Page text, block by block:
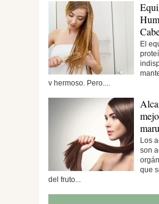
El
y hermoso. Pero,...
Los
son
que
del fruto...